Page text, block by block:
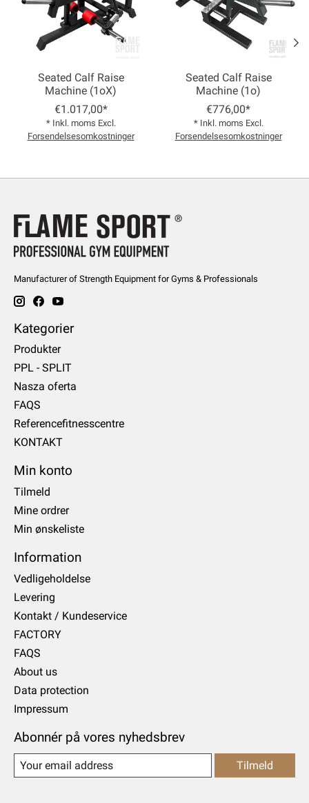
Seated Calf Raise
Machine (1oX)
€1.017,00*
* Inkl. moms Excl.
Forsendelsesomkostninger
Seated Calf Raise
Machine (1o)
€776,00*
* Inkl. moms Excl.
Forsendelsesomkostninger
Manufacturer of Strength Equipment for Gyms & Professionals
Kategorier
Produkter
PPL - SPLIT
Nasza oferta
FAQS
Referencefitnesscentre
KONTAKT
Min konto
Tilmeld
Mine ordrer
Min ønskeliste
Information
Vedligeholdelse
Levering
Kontakt / Kundeservice
FACTORY
FAQS
About us
Data protection
Impressum
Abonnér på vores nyhedsbrev
Tilmeld